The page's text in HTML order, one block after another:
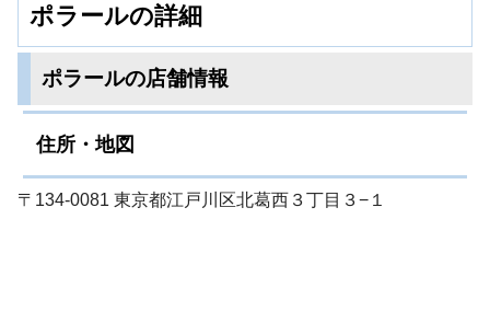
ポラールの詳細
ポラールの店舗情報
住所・地図
〒134-0081 東京都江戸川区北葛西３丁目３−１